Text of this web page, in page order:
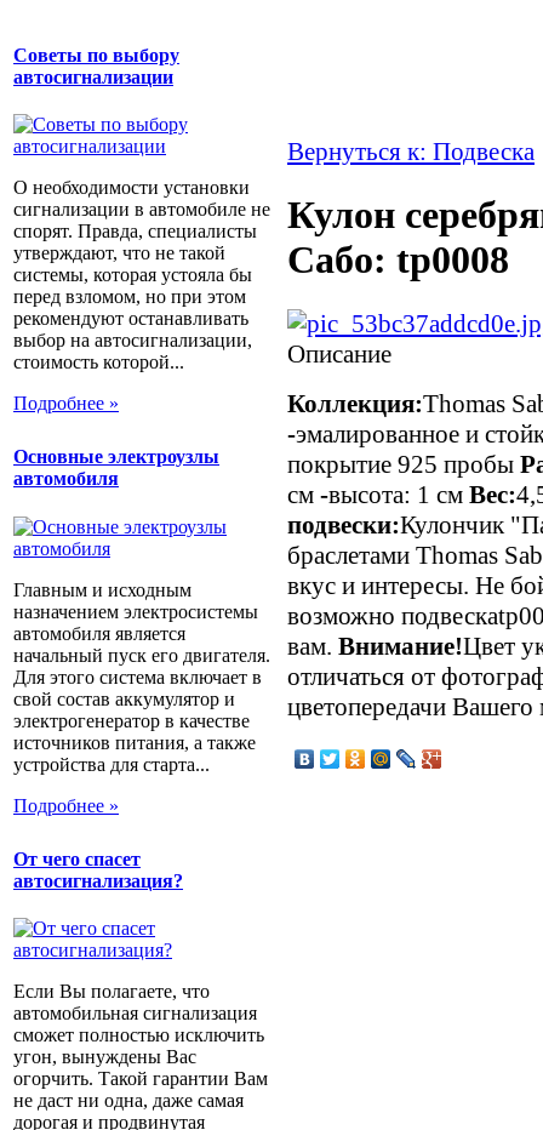
Советы по выбору
автосигнализации
О необходимости установки
сигнализации в автомобиле не
спорят. Правда, специалисты
утверждают, что не такой
системы, которая устояла бы
перед взломом, но при этом
рекомендуют останавливать
выбор на автосигнализации,
стоимость которой...
Подробнее »
Основные электроузлы
автомобиля
Главным и исходным
назначением электросистемы
автомобиля является
начальный пуск его двигателя.
Для этого система включает в
свой состав аккумулятор и
электрогенератор в качестве
источников питания, а также
устройства для старта...
Подробнее »
От чего спасет
автосигнализация?
Если Вы полагаете, что
автомобильная сигнализация
сможет полностью исключить
угон, вынуждены Вас
огорчить. Такой гарантии Вам
не даст ни одна, даже самая
дорогая и продвинутая
Вернуться к: Подвеска
Кулон
Сабо: tp0008
Описание
Коллекция:Thomas
-эмалированное и
покрытие 925 пробы
см -высота: 1 см Вес:
подвески:Кулончик
браслетами Thomas
вкус и интересы. Не
возможно
вам. Внимание!Цвет
отличаться от
цветопередачи